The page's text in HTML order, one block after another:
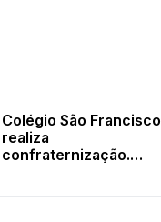
Colégio São Francisco
realiza
confraternização.